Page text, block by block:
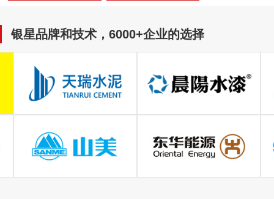
银星品牌和技术，6000+企业的选择